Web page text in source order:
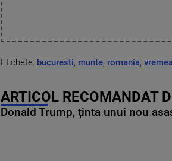
Etichete: bucuresti, munte, romania,
ARTICOL RECOMANDAT
Donald Trump, ținta unui nou